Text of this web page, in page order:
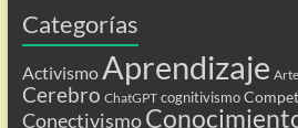
Categorías
ActivismoAprendizaje
Cerebro ChatGPT cognitivismo
Conectivismo